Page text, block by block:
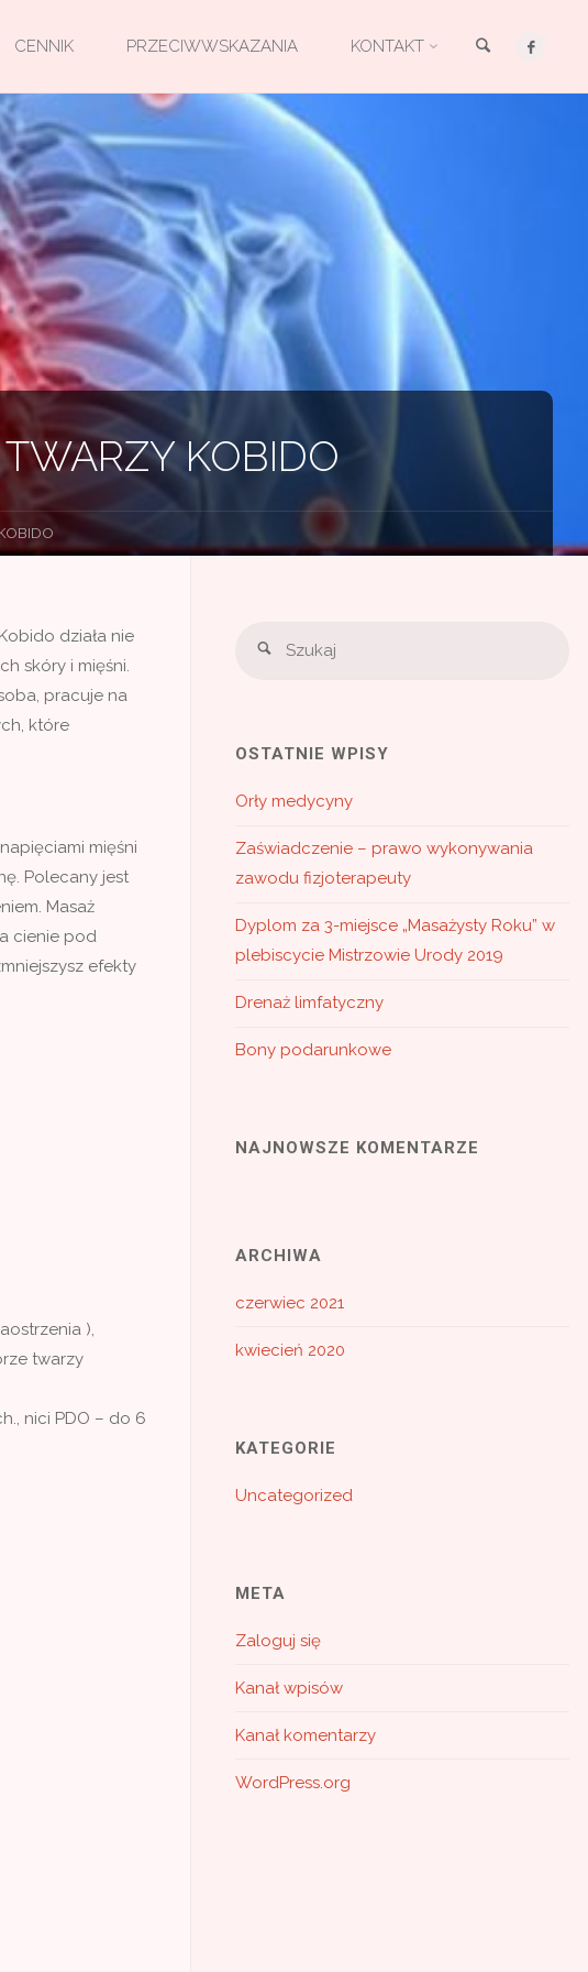
CENNIK PRZECIWWSKAZANIA KONTAKT
KOBIDO
działa nie
skóry i mięśni.
pracuje na
które
mięśni
Polecany jest
Masaż
cienie pod
efekty
),
twarzy
nici PDO – do 6
Szukaj
OSTATNIE WPISY
Orły medycyny
Zaświadczenie – prawo wykonywania
zawodu fizjoterapeuty
Dyplom za 3-miejsce „Masażysty Roku” w
plebiscycie Mistrzowie Urody 2019
Drenaż limfatyczny
Bony podarunkowe
NAJNOWSZE KOMENTARZE
ARCHIWA
czerwiec 2021
kwiecień 2020
KATEGORIE
Uncategorized
META
Zaloguj się
Kanał wpisów
Kanał komentarzy
WordPress.org